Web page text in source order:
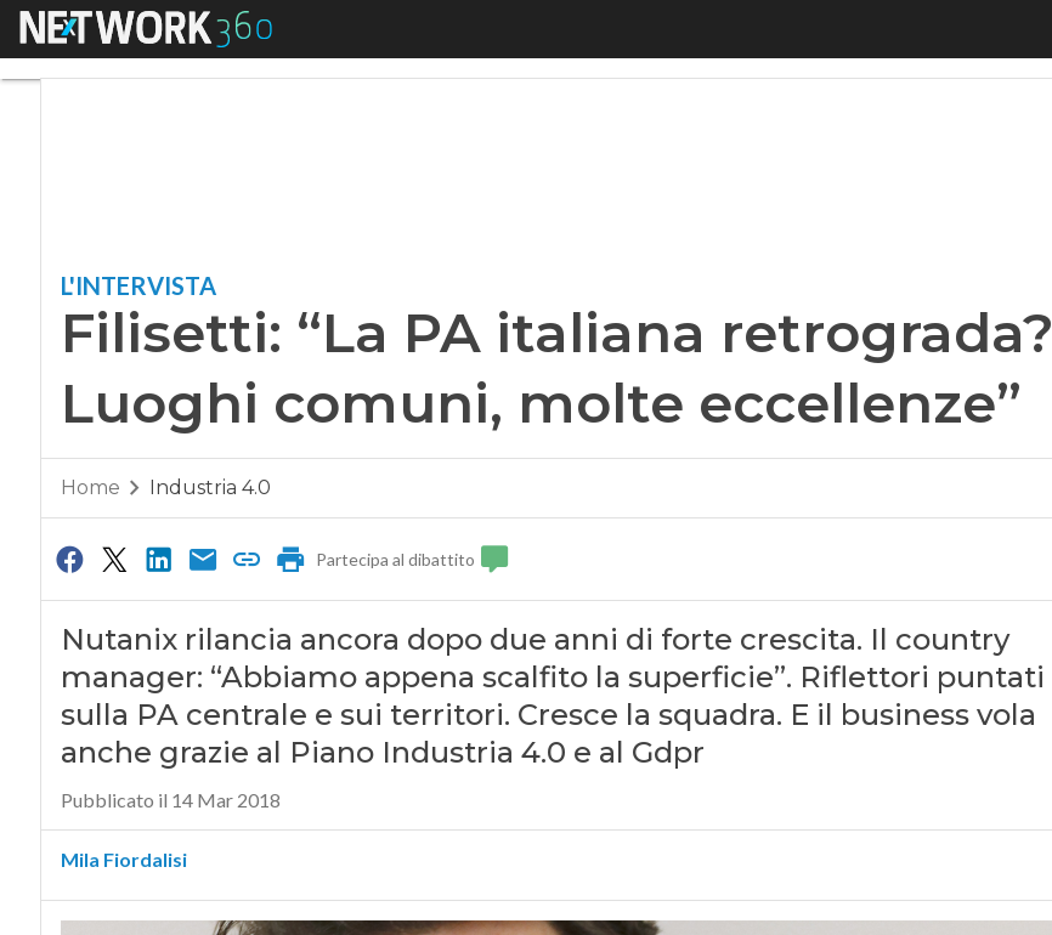
Menu
L'INTERVISTA
Filisetti: “La PA italiana retrograda?
Luoghi comuni, molte eccellenze”
Home Industria 4.0
Partecipa al dibattito
Nutanix rilancia ancora dopo due anni di forte crescita. Il country
manager: “Abbiamo appena scalfito la superficie”. Riflettori puntati
sulla PA centrale e sui territori. Cresce la squadra. E il business vola
anche grazie al Piano Industria 4.0 e al Gdpr
Pubblicato il 14 Mar 2018
Mila Fiordalisi